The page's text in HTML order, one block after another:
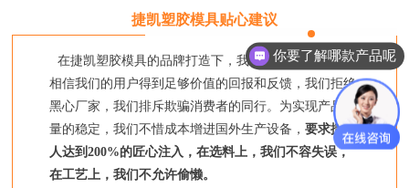
捷凯塑胶模具贴心建议
在捷凯塑胶模具的品牌打造下，我们坚持要对每一个
相信我们的用户得到足够价值的回报和反馈，我们拒绝
黑心厂家，我们排斥欺骗消费者的同行。为实现产品质
量的稳定，我们不惜成本增进国外生产设备， 要求捷凯
人达到200%的匠心注入，在选料上，我们不容失误，
在工艺上，我们不允许偷懒。
你要了解哪款产品呢